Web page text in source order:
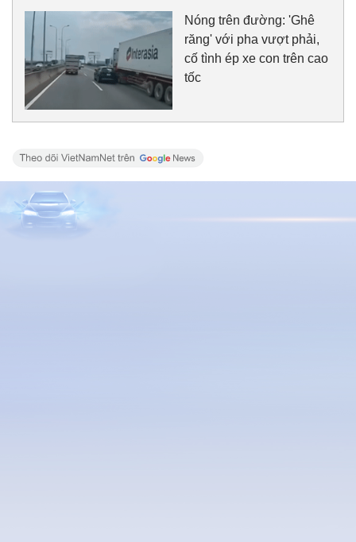
Nóng trên đường: 'Ghê
răng' với pha vượt phải,
cố tình ép xe con trên cao
tốc